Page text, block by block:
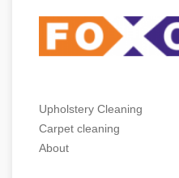
Upholstery Cleaning
Carpet cleaning
About